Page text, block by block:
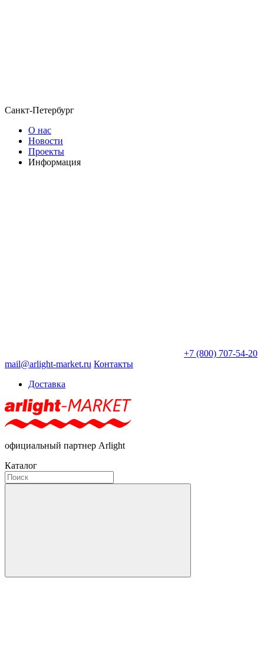
Санкт-Петербург
О нас
Новости
Проекты
Информация
+7 (800) 707-54-20
mail@arlight-market.ru Контакты
Доставка
официальный партнер Arlight
Каталог